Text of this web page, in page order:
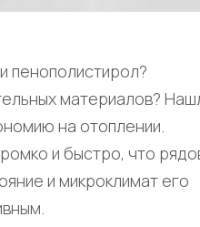
пенополистирол?
материалов?
на отоплении.
и быстро, что
и микроклимат его